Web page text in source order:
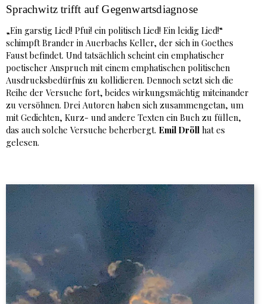
Sprachwitz trifft auf Gegenwartsdiagnose
„Ein garstig Lied! Pfui! ein politisch Lied! Ein leidig Lied!“
schimpft Brander in Auerbachs Keller, der sich in Goethes
Faust befindet. Und tatsächlich scheint ein emphatischer
poetischer Anspruch mit einem emphatischen politischen
Ausdrucksbedürfnis zu kollidieren. Dennoch setzt sich die
Reihe der Versuche fort, beides wirkungsmächtig miteinander
zu versöhnen. Drei Autoren haben sich zusammengetan, um
mit Gedichten, Kurz- und andere Texten ein Buch zu füllen,
das auch solche Versuche beherbergt. Emil Dröll hat es
gelesen.